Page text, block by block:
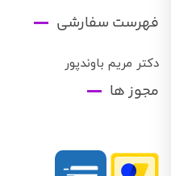
فهرست سفارشی
دکتر مریم باوندپور
مجوز ها